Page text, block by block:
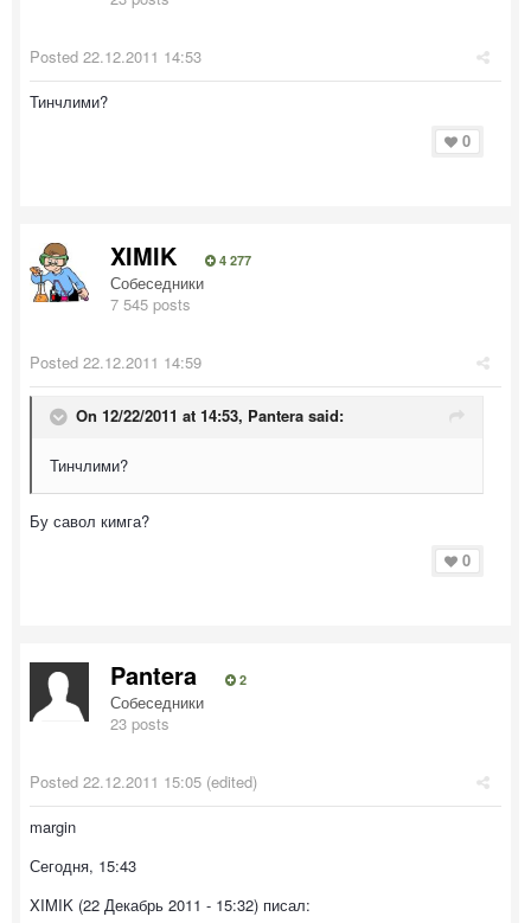
Posted 22.12.2011 14:53
Тинчлими?
0
XIMIK 4 277
Собеседники
7 545 posts
Posted 22.12.2011 14:59
On 12/22/2011 at 14:53, Pantera said:
Тинчлими?
Бу савол кимга?
0
Pantera 2
Собеседники
23 posts
Posted 22.12.2011 15:05 (edited)
margin
Сегодня, 15:43
XIMIK (22 Декабрь 2011 - 15:32) писал: